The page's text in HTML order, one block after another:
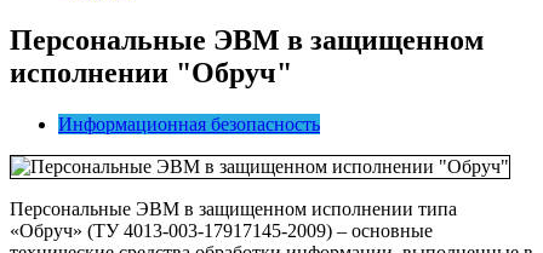
Персональные ЭВМ в защищенном
исполнении "Обруч"
Информационная безопасность
Персональные ЭВМ в защищенном исполнении типа
«Обруч» (ТУ 4013-003-17917145-2009) – основные